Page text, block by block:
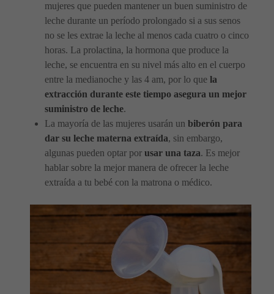
mujeres que pueden mantener un buen suministro de
leche durante un período prolongado si a sus senos
no se les extrae la leche al menos cada cuatro o cinco
horas. La prolactina, la hormona que produce la
leche, se encuentra en su nivel más alto en el cuerpo
entre la medianoche y las 4 am, por lo que la
extracción durante este tiempo asegura un mejor
suministro de leche.
La mayoría de las mujeres usarán un biberón para
dar su leche materna extraída, sin embargo,
algunas pueden optar por usar una taza. Es mejor
hablar sobre la mejor manera de ofrecer la leche
extraída a tu bebé con la matrona o médico.